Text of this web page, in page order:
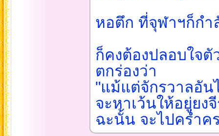
หอตึก ที่จุฬาฯก็กำ
ก็คงต้องปลอบใจตั
ตกร่องว่า
"แม้แต่จักรวาลอั
จะหาเว้นให้อยู่ยง
ฉะนั้น จะไปคร่ำค